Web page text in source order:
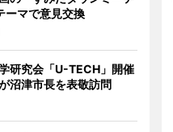
マで意見交換
研究会「U-TECH」開催
沼津市長を表敬訪問